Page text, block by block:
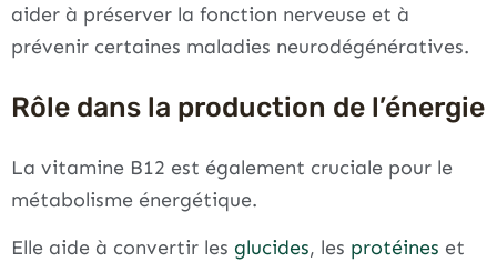
aider à préserver la fonction nerveuse et à
prévenir certaines maladies neurodégénératives.
Rôle dans la production de l’énergie
La vitamine B12 est également cruciale pour le
métabolisme énergétique.
Elle aide à convertir les glucides, les protéines et